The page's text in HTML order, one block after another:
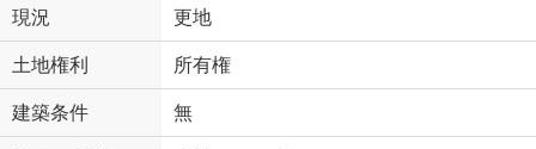
現況 更地
土地権利 所有権
建築条件 無